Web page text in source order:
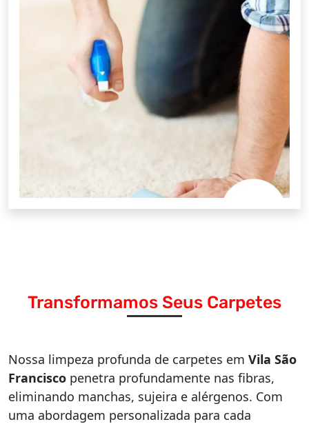
Transformamos Seus Carpetes
Nossa limpeza profunda de carpetes em Vila São
Francisco penetra profundamente nas fibras,
eliminando manchas, sujeira e alérgenos. Com
uma abordagem personalizada para cada